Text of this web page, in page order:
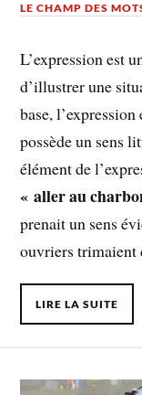
LE CHAMP DES
L’expression est
d’illustrer une
base,
possède un sens
élément de
« aller au
prenait un sens
ouvriers trimaient
LIRE LA SUITE